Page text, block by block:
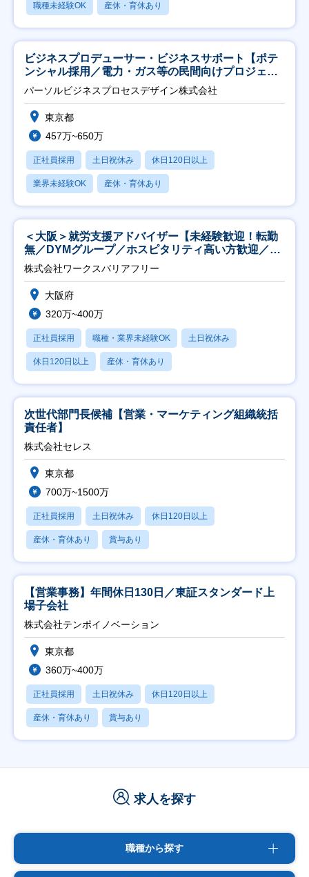
職種未経験OK 産休・育休あり
ビジネスプロデューサー・ビジネスサポート【ポテ
ンシャル採用／電力・ガス等の民間向けプロジェク
ト推進】
パーソルビジネスプロセスデザイン株式会社
東京都
457万~650万
正社員採用 土日祝休み 休日120日以上
業界未経験OK 産休・育休あり
＜大阪＞就労支援アドバイザー【未経験歓迎！転勤
無／DYMグループ／ホスピタリティ高い方歓迎／土
日祝】
株式会社ワークスバリアフリー
大阪府
320万~400万
正社員採用 職種・業界未経験OK 土日祝休み
休日120日以上 産休・育休あり
次世代部門長候補【営業・マーケティング組織統括
責任者】
株式会社セレス
東京都
700万~1500万
正社員採用 土日祝休み 休日120日以上
産休・育休あり 賞与あり
【営業事務】年間休日130日／東証スタンダード上
場子会社
株式会社テンポイノベーション
東京都
360万~400万
正社員採用 土日祝休み 休日120日以上
産休・育休あり 賞与あり
求人を探す
職種から探す